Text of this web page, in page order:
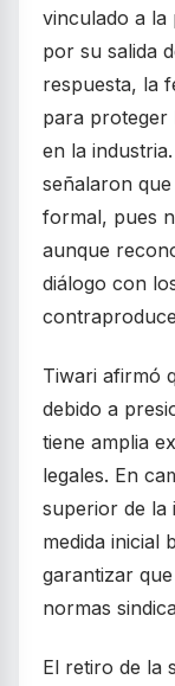
vinculado a la
por su salida
respuesta, la
para proteger
en la
señalaron
formal, pues
aunque
diálogo con
Tiwari afirmó
debido a
tiene amplia
legales. En
superior de la
medida inicial
garantizar
normas
El retiro de la